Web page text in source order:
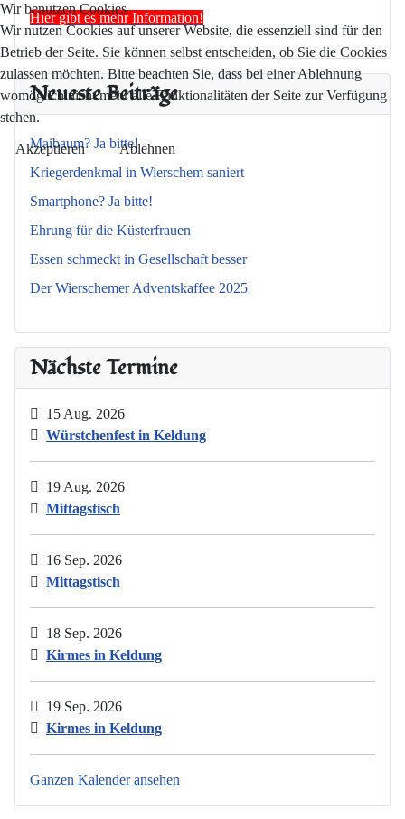
Hier gibt es mehr Information!
Neueste Beiträge
Maibaum? Ja bitte!
Kriegerdenkmal in Wierschem saniert
Smartphone? Ja bitte!
Ehrung für die Küsterfrauen
Essen schmeckt in Gesellschaft besser
Der Wierschemer Adventskaffee 2025
Nächste Termine
15 Aug. 2026
Würstchenfest in Keldung
19 Aug. 2026
Mittagstisch
16 Sep. 2026
Mittagstisch
18 Sep. 2026
Kirmes in Keldung
19 Sep. 2026
Kirmes in Keldung
Ganzen Kalender ansehen
Wir benutzen Cookies
Wir nutzen Cookies auf unserer Website, die essenziell sind für den
Betrieb der Seite. Sie können selbst entscheiden, ob Sie die Cookies
zulassen möchten. Bitte beachten Sie, dass bei einer Ablehnung
womöglich nicht mehr alle Funktionalitäten der Seite zur Verfügung
stehen.
Akzeptieren Ablehnen